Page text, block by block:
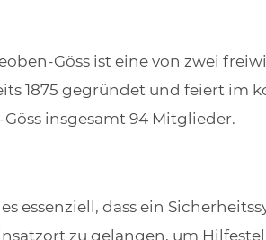
Göss ist eine von zwei
1875 gegründet und feiert im
insgesamt 94 Mitglieder.
essenziell, dass ein
zu gelangen, um